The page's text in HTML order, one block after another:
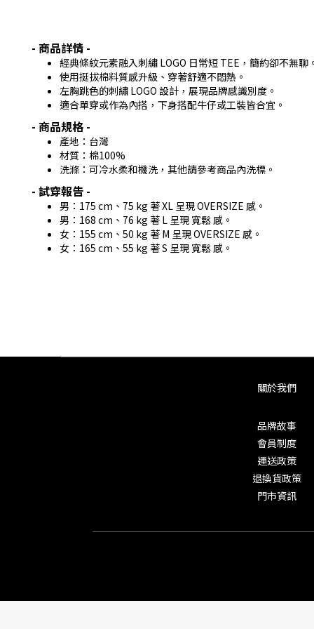
- 商品詳情 -
經典條紋元素融入刺繡 LOGO 日常短 TEE，簡約卻不無聊
使用挺拔棉料質感升級、穿著舒適不悶熱。
左胸跳色的刺繡 LOGO 設計，展現品牌感識別度。
適合單穿或作為內搭，下身搭配牛仔或工裝皆合宜。
- 商品規格 -
產地：台灣
材質：棉100%
洗滌：可冷水柔和機洗，其他請參考商品內洗標。
- 試穿報告 -
男：175 cm、75 kg 著 XL 呈現 OVERSIZE 感。
男：168 cm、76 kg 著 L 呈現 寬鬆 感。
女：155 cm、50 kg 著 M 呈現 OVERSIZE 感。
女：165 cm、55 kg 著 S 呈現 寬鬆 感。
關於我們
品牌故事
會員制度
運送政策
退換貨政策
門市資訊